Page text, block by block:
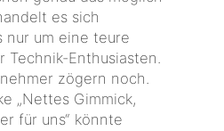
es sich
nur um eine teure
Technik-Enthusiasten.
zögern noch.
„Nettes Gimmick,
für uns“ könnte